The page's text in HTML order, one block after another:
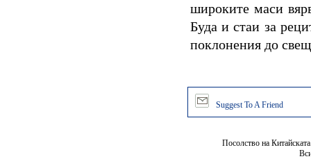
широките маси
Буда и стаи за
поклонения до
Suggest To A Friend
Посолство на